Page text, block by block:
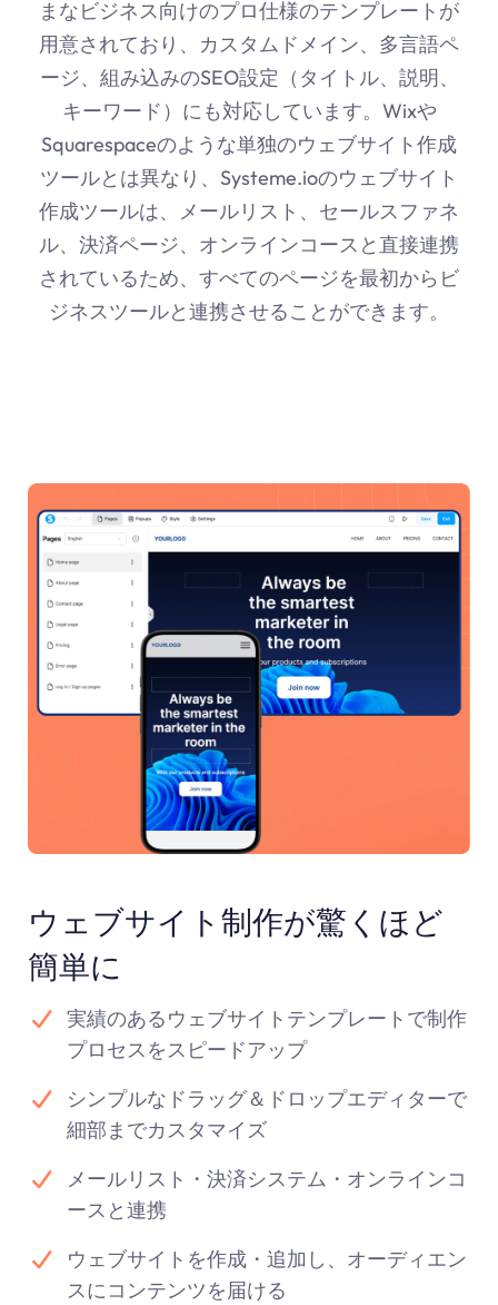
まなビジネス向けのプロ仕様のテンプレートが
用意されており、カスタムドメイン、多言語ペ
ージ、組み込みのSEO設定（タイトル、説明、
キーワード）にも対応しています。Wixや
Squarespaceのような単独のウェブサイト作成
ツールとは異なり、 Systeme.ioのウェブサイト
作成ツールは、メールリスト、セールスファネ
ル、決済ページ、オンラインコースと直接連携
されているため、すべてのページを最初からビ
ジネスツールと連携させることができます。
ウェブサイト制作が驚くほど
簡単に
実績のあるウェブサイトテンプレートで制作
プロセスをスピードアップ
シンプルなドラッグ＆ドロップエディターで
細部までカスタマイズ
メールリスト・決済システム・オンラインコ
ースと連携
ウェブサイトを作成・追加し、オーディエン
スにコンテンツを届ける